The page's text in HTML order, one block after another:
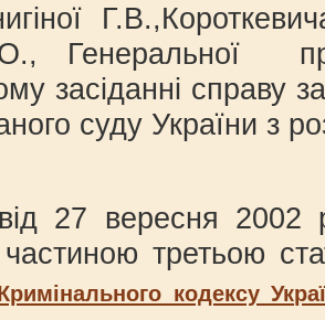
Генеральної
засіданні справу
суду
від 27 вересня
третьою
кодексу